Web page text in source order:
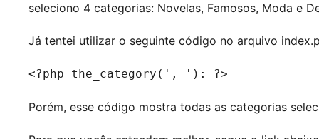
seleciono 4 categorias: Novelas, Famosos, Moda e
Já tentei utilizar o seguinte código no arquivo
<?php the_category(', '): ?>
Porém, esse código mostra todas as categorias